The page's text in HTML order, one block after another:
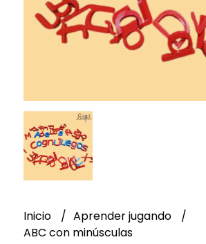
Inicio
Aprender jugando
ABC con minúsculas